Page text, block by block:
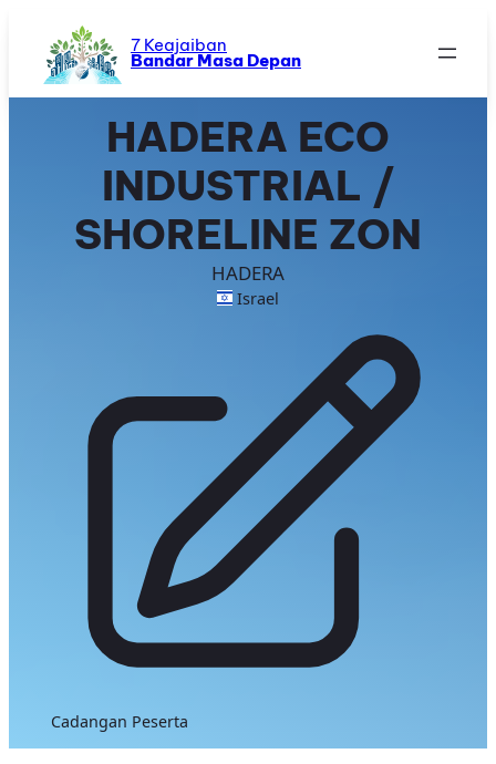
content
7 Keajaiban
Bandar Masa Depan
HADERA ECO
INDUSTRIAL /
SHORELINE ZON
HADERA
Israel
Cadangan Peserta